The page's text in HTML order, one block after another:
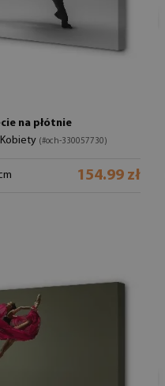
na płótnie
Kobiety (#och-330057730)
154.99 zł